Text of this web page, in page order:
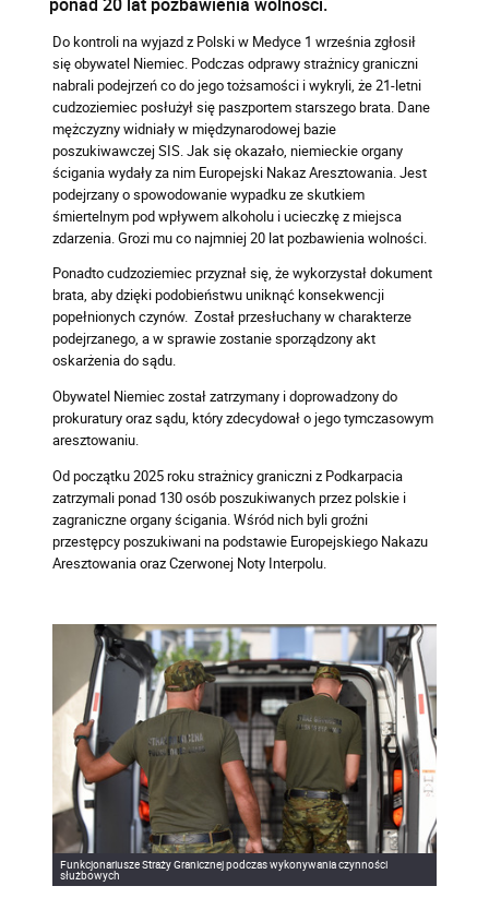
Do kontroli na wyjazd z Polski w Medyce 1 września zgłosił
się obywatel Niemiec. Podczas odprawy strażnicy graniczni
nabrali podejrzeń co do jego tożsamości i wykryli, że 21-letni
cudzoziemiec posłużył się paszportem starszego brata. Dane
mężczyzny widniały w międzynarodowej bazie
poszukiwawczej SIS. Jak się okazało, niemieckie organy
ścigania wydały za nim Europejski Nakaz Aresztowania. Jest
podejrzany o spowodowanie wypadku ze skutkiem
śmiertelnym pod wpływem alkoholu i ucieczkę z miejsca
zdarzenia. Grozi mu co najmniej 20 lat pozbawienia wolności.
Ponadto cudzoziemiec przyznał się, że wykorzystał dokument
brata, aby dzięki podobieństwu uniknąć konsekwencji
popełnionych czynów. Został przesłuchany w charakterze
podejrzanego, a w sprawie zostanie sporządzony akt
oskarżenia do sądu.
Obywatel Niemiec został zatrzymany i doprowadzony do
prokuratury oraz sądu, który zdecydował o jego tymczasowym
aresztowaniu.
Od początku 2025 roku strażnicy graniczni z Podkarpacia
zatrzymali ponad 130 osób poszukiwanych przez polskie i
zagraniczne organy ścigania. Wśród nich byli groźni
przestępcy poszukiwani na podstawie Europejskiego Nakazu
Aresztowania oraz Czerwonej Noty Interpolu.
Funkcjonariusze Straży Granicznej podczas wykonywania czynności
służbowych